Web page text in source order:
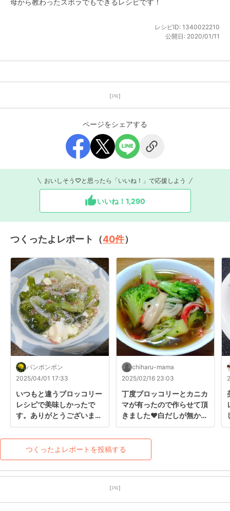
母から教わったズボラでもできるレシピです！
レシピID: 1340022210
公開日: 2020/01/11
【PR】
ページをシェアする
おいしそう♡と思ったら「いいね！」で応援しよう
いいね！ 1,290
つくったよレポート（40件）
パンポンポン
2025/04/01 17:33
いつもと違うブロッコリー
レシピで美味しかったで
す。ありがとうございまし
chiharu-mama
2025/02/16 23:03
丁度ブロッコリーとカニカ
マが有ったので作らせて頂
きました♥白だしが無かっ
た♫彩りも良くてさっぱり
した味付けでとっても美味
しかったです♥
つくったよレポートを投稿する
【PR】